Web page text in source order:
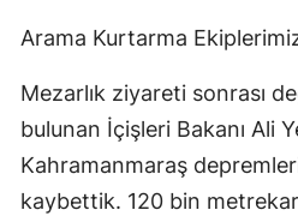
Arama Kurtarma
Mezarlık ziyareti sonrası
bulunan İçişleri Bakanı Ali
Kahramanmaraş
kaybettik. 120 bin